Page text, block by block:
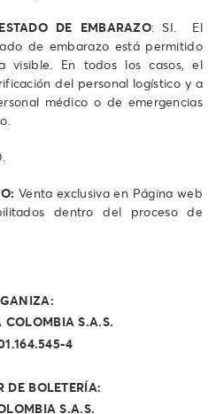
DE EMBARAZO: SI. El
de embarazo está permitido
visible. En todos los casos, el
del personal logístico y a
médico o de emergencias
Venta exclusiva en Página web
dentro del proceso de
COLOMBIA S.A.S.
4
DE BOLETERÍA:
S.A.S.